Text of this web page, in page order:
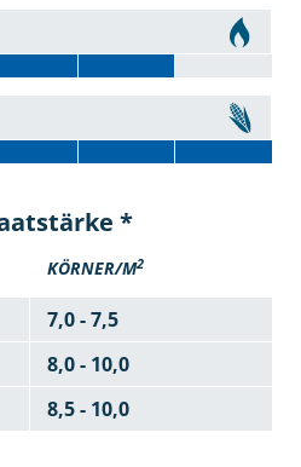
*
KÖRNER/M2
7,0 - 7,5
8,0 - 10,0
8,5 - 10,0